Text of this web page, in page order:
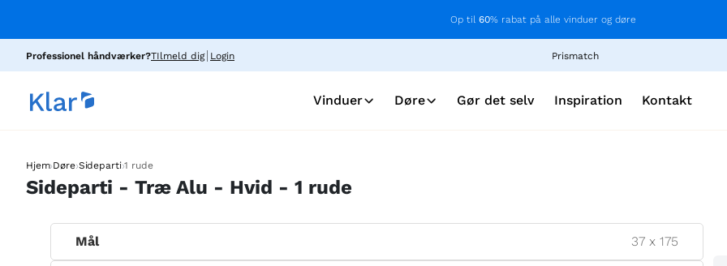
Op til 60% rabat på alle vinduer og døre
Professionel håndværker?TIlmeld dig Login Prismatch
Vinduer Døre Gør det selv Inspiration Kontakt
Hjem›Døre›Sideparti›1 rude
Sideparti - Træ Alu - Hvid - 1 rude
Mål 37 x175